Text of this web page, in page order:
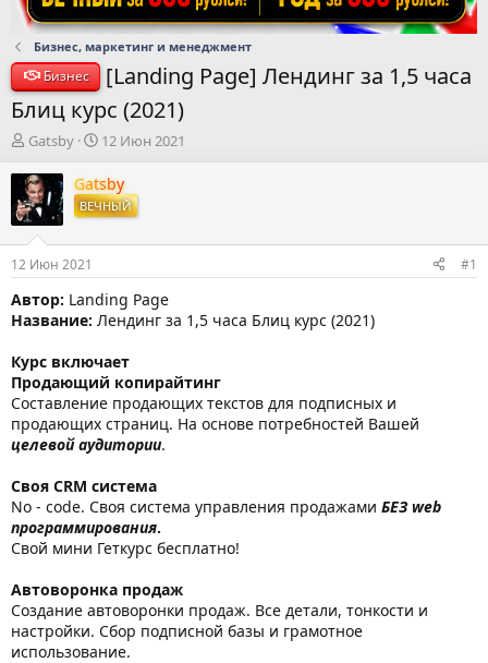
Бизнес, маркетинг и менеджмент
Бизнес
[Landing Page] Лендинг за 1,5 часа
Блиц курс (2021)
А
т
о
р
т
е
м
ы
Gatsby
Д
т
а
н
а
л
а
12 Июн 2021
Gatsby
ВЕЧНЫЙ
12 Июн 2021 #1
Автор: Landing Page
Название: Лендинг за 1,5 часа Блиц курс (2021)
Курс включает
Продающий копирайтинг
Составление продающих текстов для подписных и
продающих страниц. На основе потребностей Вашей
целевой аудитории.
Своя CRM система
No - code. Своя система управления продажами БЕЗ web
программирования.
Свой мини Геткурс бесплатно!
Автоворонка продаж
Создание автоворонки продаж. Все детали, тонкости и
настройки. Сбор подписной базы и грамотное
использование.